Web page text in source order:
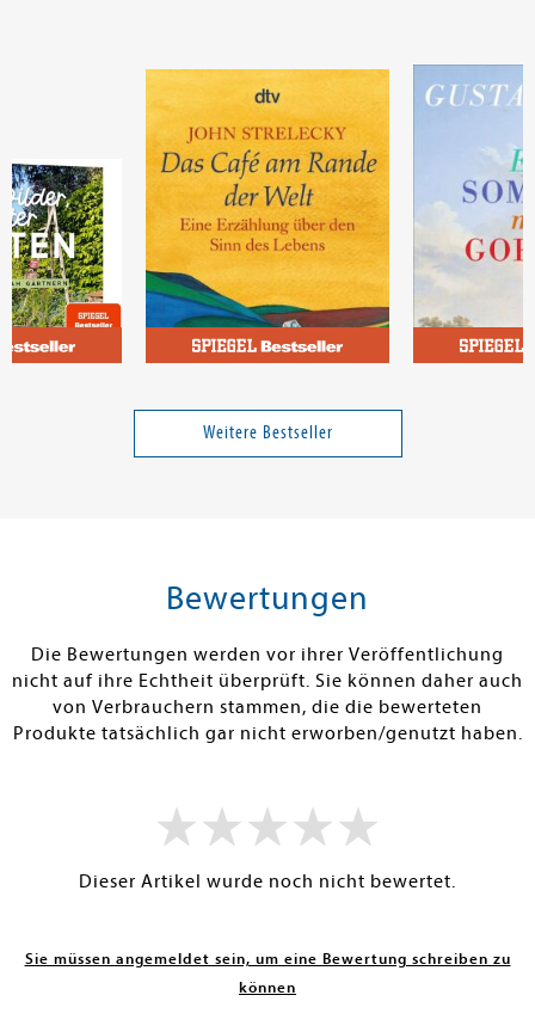
Das Cafe am Rande der Welt
Warenkorb
Weitere Bestseller
Bewertungen
Die Bewertungen werden vor ihrer Veröffentlichung
nicht auf ihre Echtheit überprüft. Sie können daher auch
von Verbrauchern stammen, die die bewerteten
Produkte tatsächlich gar nicht erworben/genutzt haben.
Dieser Artikel wurde noch nicht bewertet.
Sie müssen angemeldet sein, um eine Bewertung schreiben zu
können